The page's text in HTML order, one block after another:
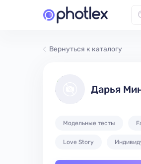
Вернуться к каталогу
Дарья
Модельные тесты
Love Story